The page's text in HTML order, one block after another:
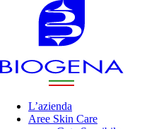
L’azienda
Aree Skin Care